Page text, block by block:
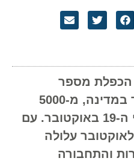
מספר
הישראלים שיוכלו לבקר במדינה, מ-5000
ל-10,000 החל מיום שני ה-19 באוקטובר. עם
ב-18 ו-19 לאוקטובר עלולה
והתחבורה